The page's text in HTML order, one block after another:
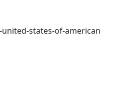
states-of-american